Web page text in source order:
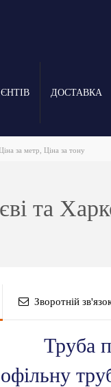
ДОСТАВКА
за метр, Ціна за тону
та
Зворотній
Труба